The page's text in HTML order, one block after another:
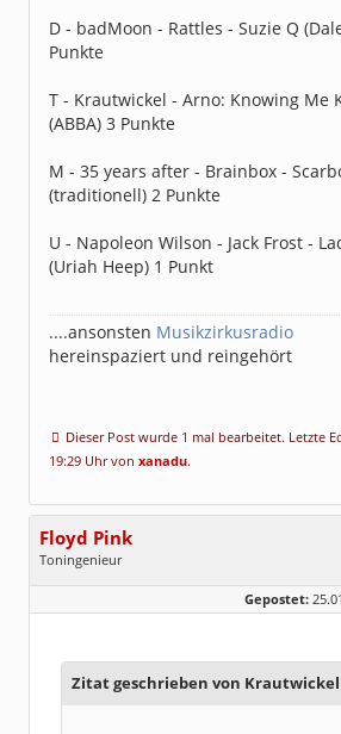
D - badMoon - Rattles - Suzie Q
Punkte
T - Krautwickel - Arno: Knowing Me
(ABBA) 3 Punkte
M - 35 years after - Brainbox -
(traditionell) 2 Punkte
U - Napoleon Wilson - Jack Frost -
(Uriah Heep) 1 Punkt
....ansonsten Musikzirkusradio
hereinspaziert und reingehört
Dieser Post wurde 1 mal bearbeitet. Letzte
19:29 Uhr von xanadu.
Floyd Pink
Toningenieur
Geschlecht:
keine Angabe
Beiträge:
7827
Gepostet:
Zitat geschrieben von Krautwickel